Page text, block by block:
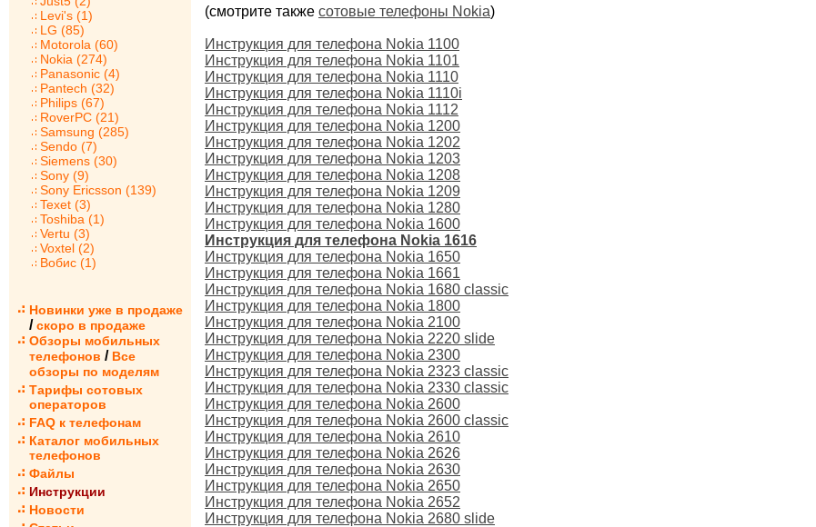
Levi's (1)
LG (85)
Motorola (60)
Nokia (274)
Panasonic (4)
Pantech (32)
Philips (67)
RoverPC (21)
Samsung (285)
Sendo (7)
Siemens (30)
Sony (9)
Sony Ericsson (139)
Texet (3)
Toshiba (1)
Vertu (3)
Voxtel (2)
Вобис (1)
Новинки уже в продаже
/ скоро в продаже
Обзоры мобильных
телефонов / Все
обзоры по моделям
Тарифы сотовых
операторов
FAQ к телефонам
Каталог мобильных
телефонов
Файлы
Инструкции
Новости
(смотрите также сотовые телефоны Nokia)
Инструкция для телефона Nokia 1100
Инструкция для телефона Nokia 1101
Инструкция для телефона Nokia 1110
Инструкция для телефона Nokia 1110i
Инструкция для телефона Nokia 1112
Инструкция для телефона Nokia 1200
Инструкция для телефона Nokia 1202
Инструкция для телефона Nokia 1203
Инструкция для телефона Nokia 1208
Инструкция для телефона Nokia 1209
Инструкция для телефона Nokia 1280
Инструкция для телефона Nokia 1600
Инструкция для телефона Nokia 1616
Инструкция для телефона Nokia 1650
Инструкция для телефона Nokia 1661
Инструкция для телефона Nokia 1680 classic
Инструкция для телефона Nokia 1800
Инструкция для телефона Nokia 2100
Инструкция для телефона Nokia 2220 slide
Инструкция для телефона Nokia 2300
Инструкция для телефона Nokia 2323 classic
Инструкция для телефона Nokia 2330 classic
Инструкция для телефона Nokia 2600
Инструкция для телефона Nokia 2600 classic
Инструкция для телефона Nokia 2610
Инструкция для телефона Nokia 2626
Инструкция для телефона Nokia 2630
Инструкция для телефона Nokia 2650
Инструкция для телефона Nokia 2652
Инструкция для телефона Nokia 2680 slide